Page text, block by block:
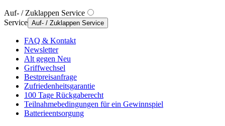
Auf- / Zuklappen Service
Service Auf- / Zuklappen Service
FAQ & Kontakt
Newsletter
Alt gegen Neu
Griffwechsel
Bestpreisanfrage
Zufriedenheitsgarantie
100 Tage Rückgaberecht
Teilnahmebedingungen für ein Gewinnspiel
Batterieentsorgung